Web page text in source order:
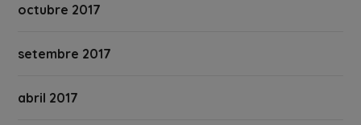
octubre 2017
setembre 2017
abril 2017